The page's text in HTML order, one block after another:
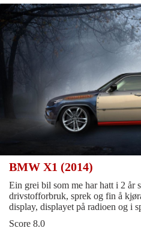
BMW X1 (2014)
Ein grei bil som me har hatt i 2 år
drivstofforbruk, sprek og fin å
display, displayet på radioen og i
Score 8.0